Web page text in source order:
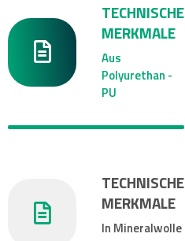
TECHNISCHE
MERKMALE
Aus
Polyurethan -
PU
TECHNISCHE
MERKMALE
In Mineralwolle